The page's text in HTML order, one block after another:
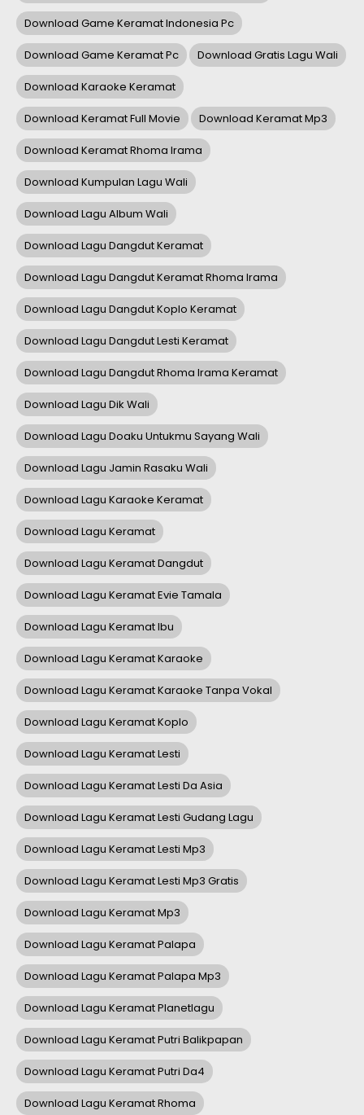
Download Game Keramat Indonesia Pc
Download Game Keramat Pc Download Gratis Lagu Wali
Download Karaoke Keramat
Download Keramat Full Movie Download Keramat Mp3
Download Keramat Rhoma Irama
Download Kumpulan Lagu Wali
Download Lagu Album Wali
Download Lagu Dangdut Keramat
Download Lagu Dangdut Keramat Rhoma Irama
Download Lagu Dangdut Koplo Keramat
Download Lagu Dangdut Lesti Keramat
Download Lagu Dangdut Rhoma Irama Keramat
Download Lagu Dik Wali
Download Lagu Doaku Untukmu Sayang Wali
Download Lagu Jamin Rasaku Wali
Download Lagu Karaoke Keramat
Download Lagu Keramat
Download Lagu Keramat Dangdut
Download Lagu Keramat Evie Tamala
Download Lagu Keramat Ibu
Download Lagu Keramat Karaoke
Download Lagu Keramat Karaoke Tanpa Vokal
Download Lagu Keramat Koplo
Download Lagu Keramat Lesti
Download Lagu Keramat Lesti Da Asia
Download Lagu Keramat Lesti Gudang Lagu
Download Lagu Keramat Lesti Mp3
Download Lagu Keramat Lesti Mp3 Gratis
Download Lagu Keramat Mp3
Download Lagu Keramat Palapa
Download Lagu Keramat Palapa Mp3
Download Lagu Keramat Planetlagu
Download Lagu Keramat Putri Balikpapan
Download Lagu Keramat Putri Da4
Download Lagu Keramat Rhoma